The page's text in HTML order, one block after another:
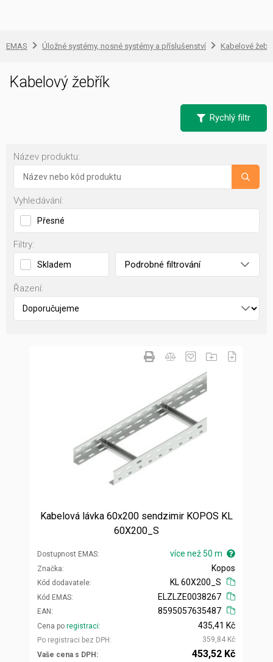
EMAS Úložné systémy, nosné systémy a příslušenství Kabelové
Kabelový žebřík
Rychlý filtr
Název produktu:
Vyhledávání:
Přesné
Filtry:
Skladem Podrobné filtrování
Řazení:
Kabelová lávka 60x200 sendzimir KOPOS KL
60X200_S
Dostupnost EMAS více než 50 m
Značka
Kód dodavatele
Kopos
KL 60X200_S
Kód EMAS
EAN
ELZLZE0038267
8595057635487
Cena po registraci
Po registraci bez DPH
435,41 Kč
359,84 Kč
Vaše cena s DPH
453,52 Kč